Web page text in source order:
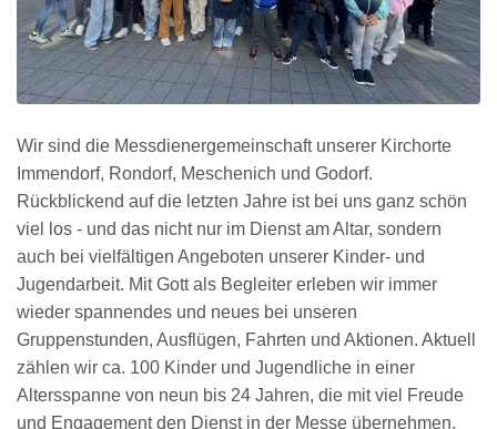
Wir sind die Messdienergemeinschaft unserer Kirchorte
Immendorf, Rondorf, Meschenich und Godorf.
Rückblickend auf die letzten Jahre ist bei uns ganz schön
viel los - und das nicht nur im Dienst am Altar, sondern
auch bei vielfältigen Angeboten unserer Kinder- und
Jugendarbeit. Mit Gott als Begleiter erleben wir immer
wieder spannendes und neues bei unseren
Gruppenstunden, Ausflügen, Fahrten und Aktionen. Aktuell
zählen wir ca. 100 Kinder und Jugendliche in einer
Altersspanne von neun bis 24 Jahren, die mit viel Freude
und Engagement den Dienst in der Messe übernehmen.